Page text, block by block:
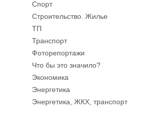
Спорт
Строительство. Жилье
ТП
Транспорт
Фоторепортажи
Что бы это значило?
Экономика
Энергетика
Энергетика, ЖКХ, транспорт